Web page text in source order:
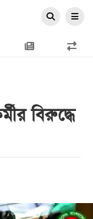
বিরুদ্ধে